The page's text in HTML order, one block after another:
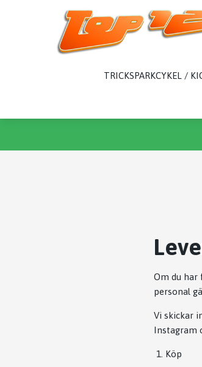
TRICKSPARKCYKEL /
Om du har
personal
Vi skickar
Instagram
1. Köp